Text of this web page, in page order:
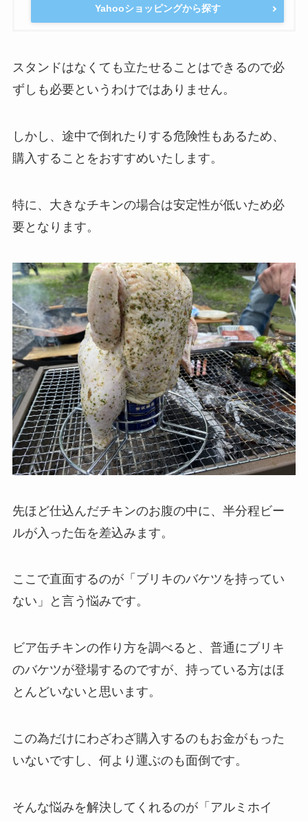
Yahooショッピングから探す
スタンドはなくても立たせることはできるので必
ずしも必要というわけではありません。
しかし、途中で倒れたりする危険性もあるため、
購入することをおすすめいたします。
特に、大きなチキンの場合は安定性が低いため必
要となります。
先ほど仕込んだチキンのお腹の中に、半分程ビー
ルが入った缶を差込みます。
ここで直面するのが「 ブリキのバケツを持ってい
ない 」と言う悩みです。
ビア缶チキンの作り方を調べると、普通にブリキ
のバケツが登場するのですが、持っている方はほ
とんどいないと思います。
この為だけにわざわざ購入するのもお金がもった
いないですし、何より運ぶのも面倒です。
そんな悩みを解決してくれるのが「 アルミホイ